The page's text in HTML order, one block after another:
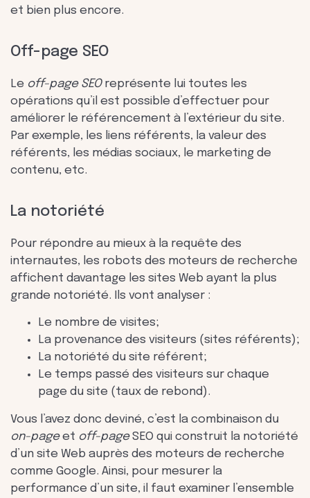
et bien plus encore.
Off-page SEO
Le off-page SEOreprésente lui toutes les
opérations qu’il est possible d’effectuer pour
améliorer le référencement à l’extérieur du site.
Par exemple, les liens référents, la valeur des
référents, les médias sociaux, le marketing de
contenu, etc.
La notoriété
Pour répondre au mieux à la requête des
internautes, les robots des moteurs de recherche
affichent davantage les sites Web ayant la plus
grande notoriété. Ils vont analyser :
Le nombre de visites;
La provenance des visiteurs (sites référents);
La notoriété du site référent;
Le temps passé des visiteurs sur chaque
page du site (taux de rebond).
Vous l’avez donc deviné, c’est la combinaison du
on-pageet off-pageSEO qui construit la notoriété
d’un site Web auprès des moteurs de recherche
comme Google. Ainsi, pour mesurer la
performance d’un site, il faut examiner l’ensemble